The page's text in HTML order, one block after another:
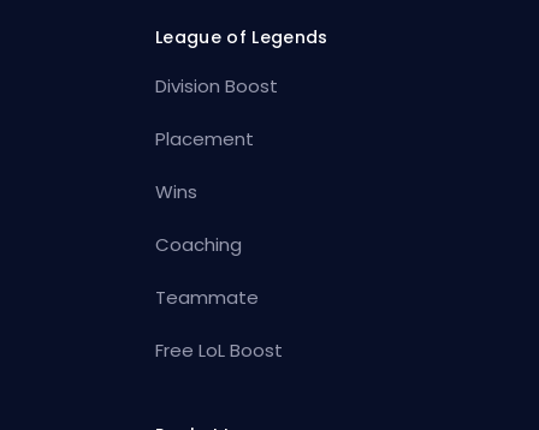
League of Legends
Division Boost
Placement
Wins
Coaching
Teammate
Free LoL Boost